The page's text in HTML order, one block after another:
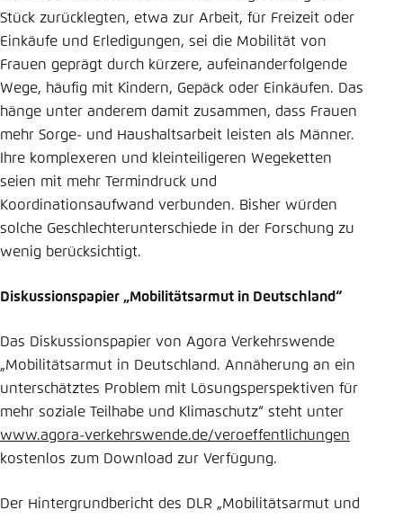
Stück zurücklegten, etwa zur Arbeit, für Freizeit oder
Einkäufe und Erledigungen, sei die Mobilität von
Frauen geprägt durch kürzere, aufeinanderfolgende
Wege, häufig mit Kindern, Gepäck oder Einkäufen. Das
hänge unter anderem damit zusammen, dass Frauen
mehr Sorge- und Haushaltsarbeit leisten als Männer.
Ihre komplexeren und kleinteiligeren Wegeketten
seien mit mehr Termindruck und
Koordinationsaufwand verbunden. Bisher würden
solche Geschlechterunterschiede in der Forschung zu
wenig berücksichtigt.
Diskussionspapier „Mobilitätsarmut in Deutschland“
Das Diskussionspapier von Agora Verkehrswende
„Mobilitätsarmut in Deutschland. Annäherung an ein
unterschätztes Problem mit Lösungsperspektiven für
mehr soziale Teilhabe und Klimaschutz“ steht unter
www.agora-verkehrswende.de/veroeffentlichungen
kostenlos zum Download zur Verfügung.
Der Hintergrundbericht des DLR „Mobilitätsarmut und